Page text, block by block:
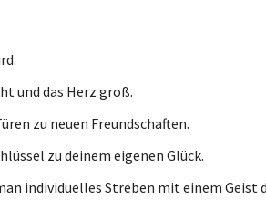
und das Herz groß.
zu neuen Freundschaften.
zu deinem eigenen Glück.
individuelles Streben mit einem Geist